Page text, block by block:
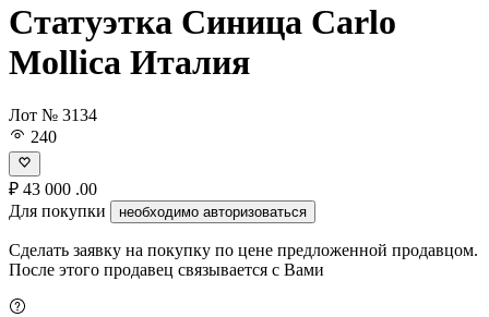
Статуэтка Синица Carlo
Mollica Италия
Лот № 3134
240
₽ 43 000 .00
Для покупки
необходимо авторизоваться
Сделать заявку на покупку по цене предложенной продавцом.
После этого продавец связывается с Вами